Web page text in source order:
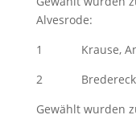
Alvesrode:
1 Krause,
2 Brederecke,
Gewählt wurden